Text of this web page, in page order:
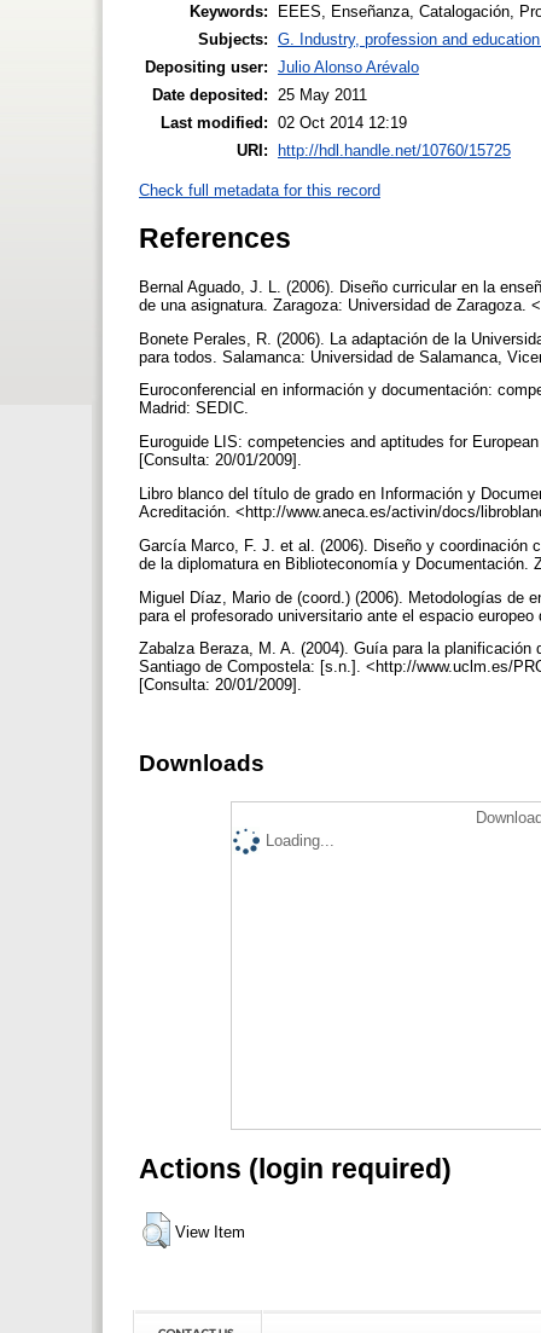
Keywords:
EEES, Enseñanza, Catalogación,
Subjects: G. Industry, profession and
Depositing user: Julio Alonso Arévalo
Date deposited:
25 May 2011
Last modified: 02 Oct 2014 12:19
URI:
http://hdl.handle.net/10760/15725
Check full metadata for this record
References
Bernal Aguado, J. L. (2006). Diseño curricular en la
de una asignatura. Zaragoza: Universidad de
Bonete Perales, R. (2006). La adaptación de la
para todos. Salamanca: Universidad de Salamanca,
Euroconferencial en información y documentación:
Madrid: SEDIC.
Euroguide LIS: competencies and aptitudes for
[Consulta: 20/01/2009].
Libro blanco del título de grado en Información y
Acreditación. <http://www.aneca.es/activin/docs/
García Marco, F. J. et al. (2006). Diseño y coordinación
de la diplomatura en Biblioteconomía y
Miguel Díaz, Mario de (coord.) (2006). Metodologías de
para el profesorado universitario ante el espacio
Zabalza Beraza, M. A. (2004). Guía para la
Santiago de Compostela: [s.n.]. <http://www.uclm.es/
[Consulta: 20/01/2009].
Downloads
Loading...
Actions (login required)
View Item